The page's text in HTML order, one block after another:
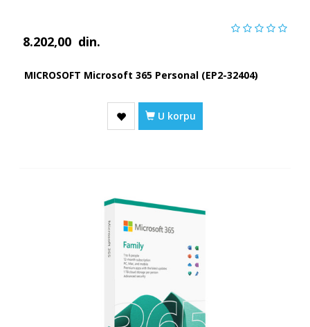
8.202,00 din.
MICROSOFT Microsoft 365 Personal (EP2-32404)
U korpu